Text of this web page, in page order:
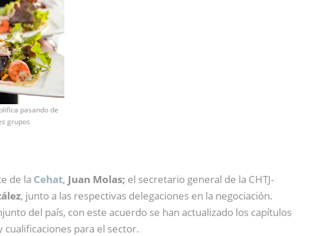
pasando de
grupos
de la Cehat, Juan Molas; el secretario general de la CHTJ-
, junto a las respectivas delegaciones en la negociación.
del país, con este acuerdo se han actualizado los capítulos
para el sector.